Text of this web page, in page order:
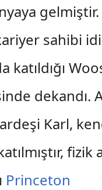
sahibi
katıldığı
dekandı.
Karl,
fizik
Princeton